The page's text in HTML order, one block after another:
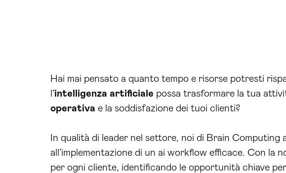
Hai mai pensato a quanto tempo e risorse potresti
l’intelligenza artificiale possa trasformare la tua
operativa e la soddisfazione dei tuoi clienti?
In qualità di leader nel settore, noi di Brain
all’implementazione di un ai workflow efficace. Con la
per ogni cliente, identificando le opportunità chiave per